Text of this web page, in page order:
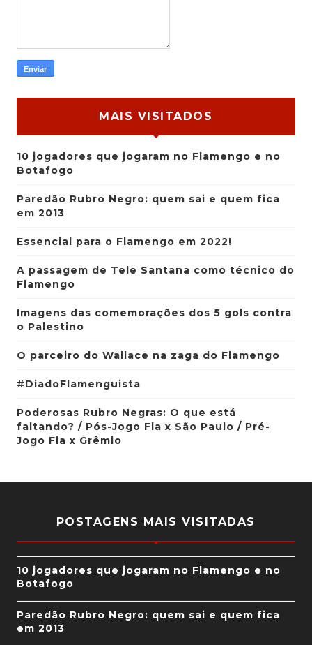
MAIS VISITADOS
10 jogadores que jogaram no Flamengo e no
Botafogo
Paredão Rubro Negro: quem sai e quem fica
em 2013
Essencial para o Flamengo em 2022!
A passagem de Tele Santana como técnico do
Flamengo
Imagens das comemorações dos 5 gols contra
o Palestino
O parceiro do Wallace na zaga do Flamengo
#DiadoFlamenguista
Poderosas Rubro Negras: O que está
faltando? / Pós-Jogo Fla x São Paulo / Pré-
Jogo Fla x Grêmio
POSTAGENS MAIS VISITADAS
10 jogadores que jogaram no Flamengo e no
Botafogo
Paredão Rubro Negro: quem sai e quem fica
em 2013